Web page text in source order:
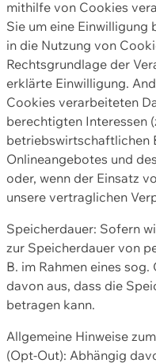
mithilfe von Cookies
Sie um eine
in die Nutzung von
Rechtsgrundlage der
erklärte Einwilligung.
Cookies verarbeiteten
berechtigten Interessen
betriebswirtschaftlichen
Onlineangebotes und
oder, wenn der Einsatz
unsere vertraglichen
Speicherdauer: Sofern
zur Speicherdauer von
B. im Rahmen eines
davon aus, dass die
betragen kann.
Allgemeine Hinweise
(Opt-Out): Abhängig